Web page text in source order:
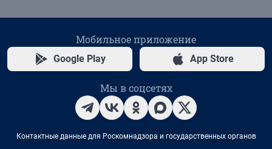
Мобильное приложение
Google Play App Store
Мы в соцсетях
Контактные данные для Роскомнадзора и государственных органов